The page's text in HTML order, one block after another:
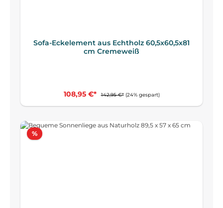
Sofa-Eckelement aus Echtholz 60,5x60,5x81
cm Cremeweiß
108,95 €* 142,95 €* (24% gespart)
%Rabatt